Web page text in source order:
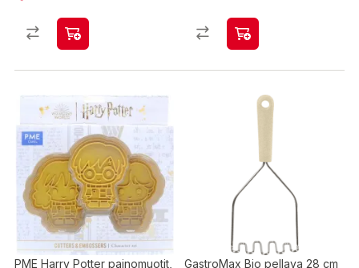
PME Harry Potter painomuotit,
GastroMax Bio pellava 28 cm